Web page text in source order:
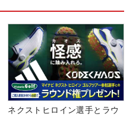
ネクストヒロイン選手とラウ